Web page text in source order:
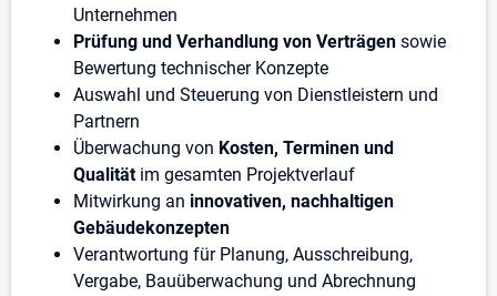
Unternehmen
Prüfung und Verhandlung von Verträgen sowie
Bewertung technischer Konzepte
Auswahl und Steuerung von Dienstleistern und
Partnern
Überwachung von Kosten, Terminen und
Qualitätim gesamten Projektverlauf
Mitwirkung an innovativen, nachhaltigen
Gebäudekonzepten
Verantwortung für Planung, Ausschreibung,
Vergabe, Bauüberwachung und Abrechnung